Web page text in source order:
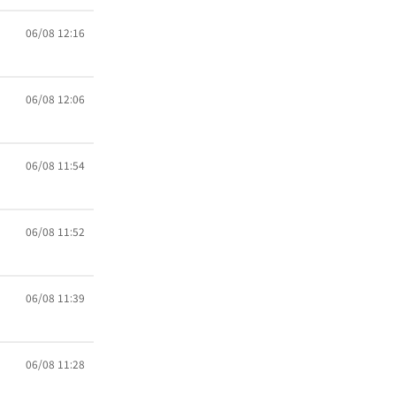
06/08 12:16
06/08 12:06
06/08 11:54
06/08 11:52
06/08 11:39
06/08 11:28